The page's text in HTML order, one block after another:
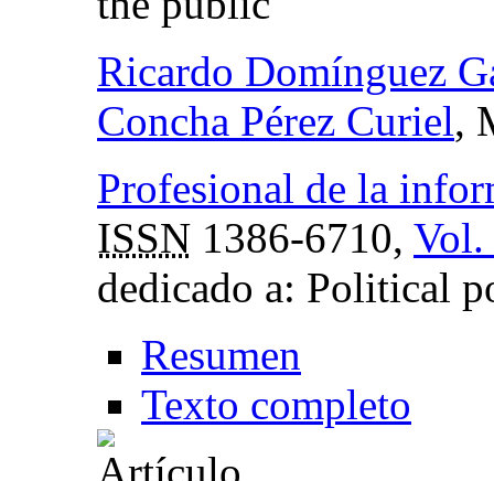
Ricardo Domínguez
Concha Pérez Curiel,
Profesional de la
ISSN 1386-6710, Vol.
dedicado a: Political
Resumen
Texto completo